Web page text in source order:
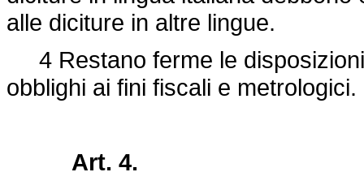
alle diciture in altre lingue.
4 Restano ferme le
obblighi ai fini fiscali e metrologici.
Art. 4.